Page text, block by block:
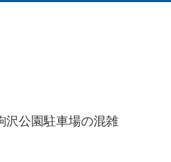
沢公園駐車場の混雑